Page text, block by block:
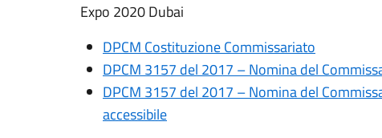
Expo 2020 Dubai
DPCM Costituzione Commissariato
DPCM 3157 del 2017 – Nomina del
DPCM 3157 del 2017 – Nomina del
accessibile